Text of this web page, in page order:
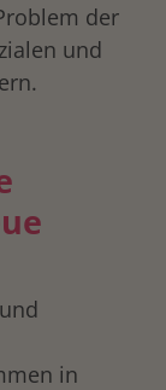
der
und
in